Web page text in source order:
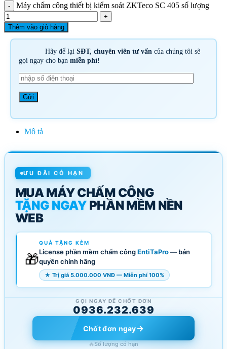
Máy chấm công thiết bị kiểm soát ZKTeco SC 405 số lượng
Thêm vào giỏ hàng
Hãy để lạiSĐT, chuyên viên tư vấncủa chúng tôi sẽ
gọi ngay cho bạn miễn phí!
Mô tả
ƯU ĐÃI CÓ HẠN
MUA MÁY CHẤM CÔNG
TẶNG NGAYPHẦN MỀM NỀN
WEB
🎁
QUÀ TẶNG KÈM
License phần mềm chấm côngEntiTaPro— bản
quyền chính hãng
★ Trị giá 5.000.000 VNĐ — Miễn phí 100%
GỌI NGAY ĐỂ CHỐT ĐƠN
0936.232.639
Chốt đơn ngay→
🔥Số lượng có hạn